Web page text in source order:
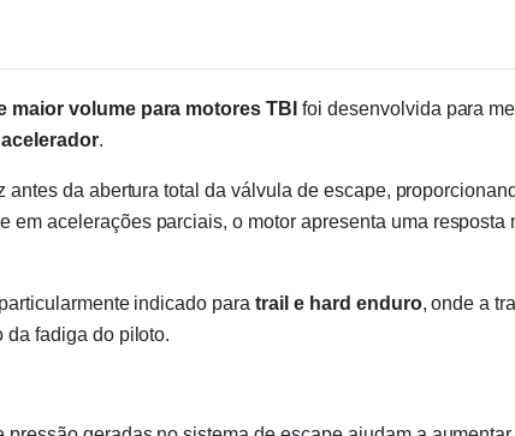
maior volume para motores TBI foi desenvolvida para
.
da abertura total da válvula de escape,
em acelerações parciais, o motor apresenta uma
indicado paratrail e hard enduro, onde a
da fadiga do piloto.